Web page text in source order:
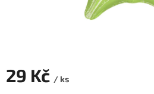
29 Kč / ks